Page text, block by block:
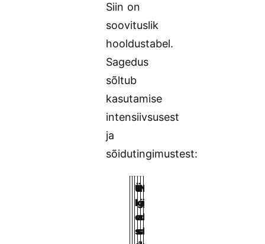
Siin on
soovituslik
hooldustabel.
Sagedus
sõltub
kasutamise
intensiivsusest
ja
sõidutingimustest:
Ü
l
e
s
I
g
a
s
N
ä
d
a
I
g
a
k